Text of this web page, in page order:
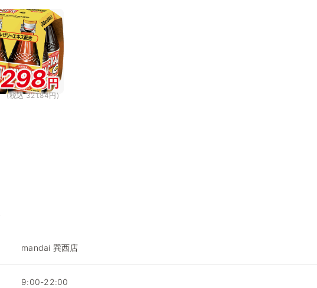
298 円
(税込 321.84円)
mandai 巽西店
9:00-22:00